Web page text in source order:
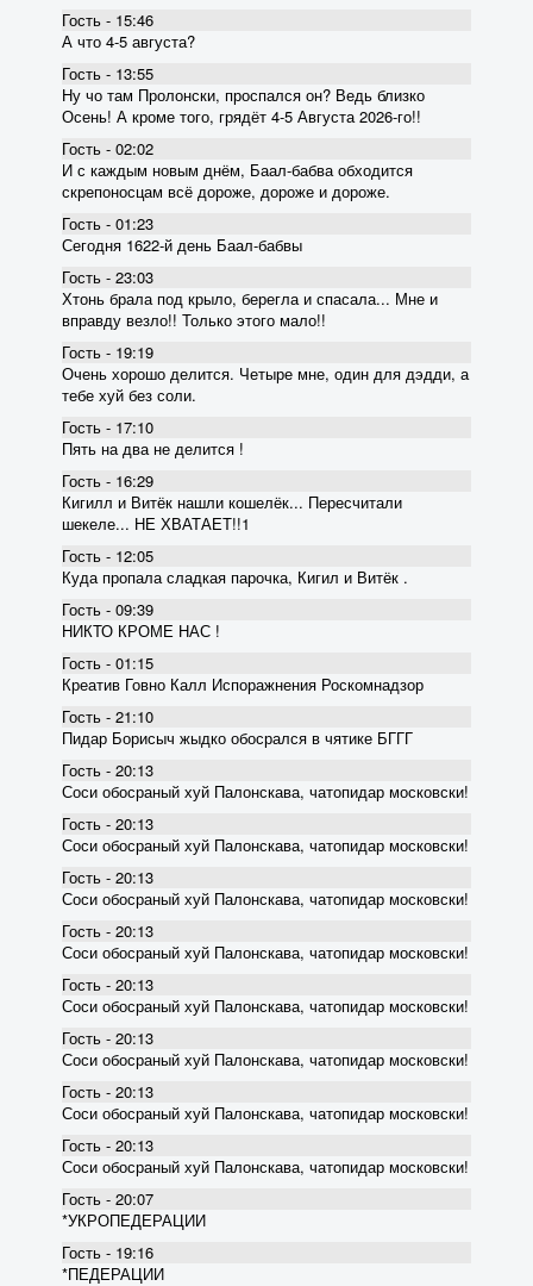
Гость - 15:46
А что 4-5 августа?
Гость - 13:55
Ну чо там Пролонски, проспался он? Ведь близко
Осень! А кроме того, грядёт 4-5 Августа 2026-го!!
Гость - 02:02
И с каждым новым днём, Баал-бабва обходится
скрепоносцам всё дороже, дороже и дороже.
Гость - 01:23
Сегодня 1622-й день Баал-бабвы
Гость - 23:03
Хтонь брала под крыло, берегла и спасала... Мне и
вправду везло!! Только этого мало!!
Гость - 19:19
Очень хорошо делится. Четыре мне, один для дэдди, а
тебе хуй без соли.
Гость - 17:10
Пять на два не делится !
Гость - 16:29
Кигилл и Витёк нашли кошелёк... Пересчитали
шекеле... НЕ ХВАТАЕТ!!1
Гость - 12:05
Куда пропала сладкая парочка, Кигил и Витёк .
Гость - 09:39
НИКТО КРОМЕ НАС !
Гость - 01:15
Креатив Говно Калл Испоражнения Роскомнадзор
Гость - 21:10
Пидар Борисыч жыдко обосрался в чятике БГГГ
Гость - 20:13
Соси обосраный хуй Палонскава, чатопидар московски!
Гость - 20:13
Соси обосраный хуй Палонскава, чатопидар московски!
Гость - 20:13
Соси обосраный хуй Палонскава, чатопидар московски!
Гость - 20:13
Соси обосраный хуй Палонскава, чатопидар московски!
Гость - 20:13
Соси обосраный хуй Палонскава, чатопидар московски!
Гость - 20:13
Соси обосраный хуй Палонскава, чатопидар московски!
Гость - 20:13
Соси обосраный хуй Палонскава, чатопидар московски!
Гость - 20:13
Соси обосраный хуй Палонскава, чатопидар московски!
Гость - 20:07
*УКРОПЕДЕРАЦИИ
Гость - 19:16
*ПЕДЕРАЦИИ